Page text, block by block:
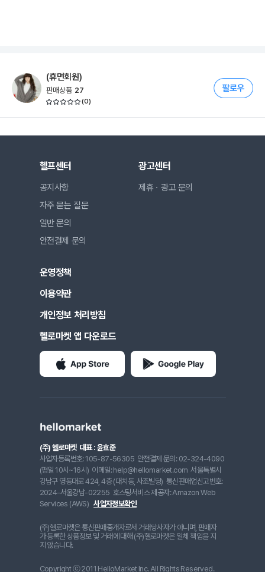
(휴면회원)
판매상품 27
(0)
헬프센터
공지사항
자주 묻는 질문
일반 문의
안전결제 문의
광고센터
제휴ㆍ광고 문의
운영정책
이용약관
개인정보 처리방침
헬로마켓 앱 다운로드
(주) 헬로마켓 대표 : 윤효준
사업자등록번호: 105-87-56305 안전결제 문의: 02-324-4090
(평일 10시~16시) 이메일: help@hellomarket.com 서울특별시
강남구 영동대로 424, 4층 (대치동, 사조빌딩) 통신판매업신고번호:
2024-서울강남-02255 호스팅서비스 제공자: Amazon Web
Services (AWS) 사업자정보확인
(주)헬로마켓은 통신판매중개자로서 거래당사자가 아니며, 판매자
가 등록한 상품정보 및 거래에 대해 (주)헬로마켓은 일체 책임을 지
지 않습니다.
Copyright ⓒ 2011 HelloMarket Inc. All Rights Reserved.